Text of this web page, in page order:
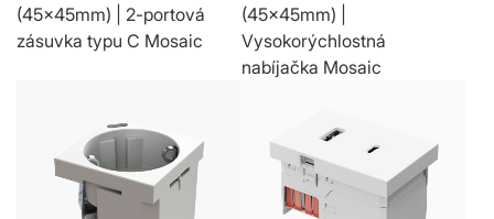
(45x45mm) | 2-portová
zásuvka typu C Mosaic
(45x45mm) |
Vysokorýchlostná
nabíjačka Mosaic